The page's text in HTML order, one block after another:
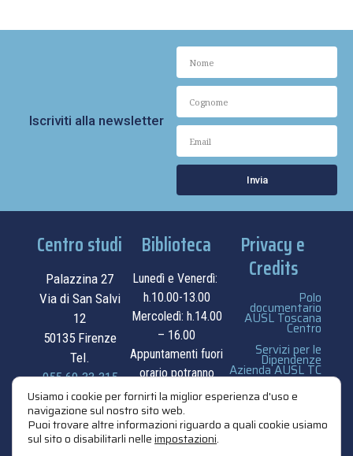
Iscriviti alla newsletter
Invia
Centro studi
Palazzina 27
Via di San Salvi
12
50135 Firenze
Tel.
055.69.33.315
contatti
Biblioteca
Lunedì e Venerdì:
h.10.00-13.00
Mercoledì: h.14.00
– 16.00
Appuntamenti fuori
orario potranno
essere
concordati su
appuntamento.
Privacy e
Credits
Polo
documentario
AUSL Toscana
Centro
Servizi per le
Dipendenze
Azienda AUSL TC
privacy e cookie
Usiamo i cookie per fornirti la miglior esperienza d'uso e
navigazione sul nostro sito web.
Puoi trovare altre informazioni riguardo a quali cookie usiamo
sul sito o disabilitarli nelleimpostazioni.